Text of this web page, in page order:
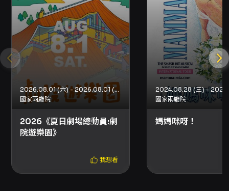
2026.08.01 (六) - 2026.08.01 (六)
國家兩廳院
2026《夏日劇場總動員:劇
院遊樂園》
我想看
國家兩廳院
媽媽咪呀！